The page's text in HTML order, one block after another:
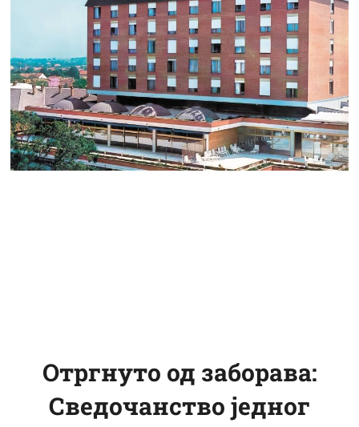
Отргнуто од заборава:
Сведочанство једног